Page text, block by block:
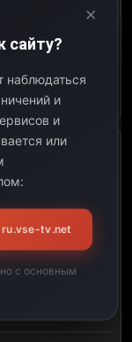
описание
przygody
– Przygoda
rozwój
do…
finału |
E9-ost
×
сайту?
наблюдаться
и
и
или
tv.net
с основным